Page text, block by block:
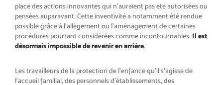
place des actions innovantes qui n’auraient pas été autorisées ou
pensées auparavant. Cette inventivité a notamment été rendue
possible grâce à l’allègement ou l’aménagement de certaines
procédures pourtant considérées comme incontournables. Il est
désormais impossible de revenir en arrière.
Les travailleurs de la protection de l’enfance qu’il s’agisse de
l’accueil familial, des personnels d’établissements, des